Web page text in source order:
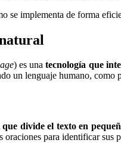
se implementa de forma
) es unatecnología que
un lenguaje humano, como
divide el texto en
oraciones para identificar sus